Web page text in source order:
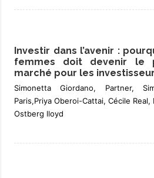
Investir dans l’avenir :
femmes doit devenir le
marché pour les
Simonetta Giordano, Partner,
Paris,Priya Oberoi-Cattai, Cécile
Ostberg lloyd